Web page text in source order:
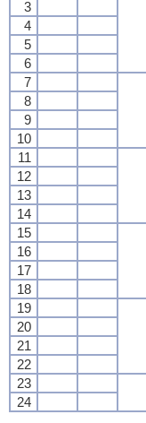
3
4
5
6
7
8
9
10
11
12
13
14
15
16
17
18
19
20
21
22
23
24